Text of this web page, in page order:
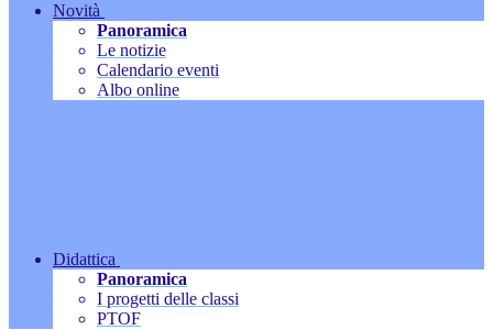
Novità
Panoramica
Le notizie
Calendario eventi
Albo online
Didattica
Panoramica
I progetti delle classi
PTOF